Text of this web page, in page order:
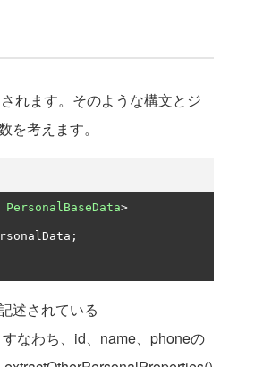
れます。そのような構文とジ
考えます。
PersonalBaseData>
;
述されている
なわち、id、name、phoneの